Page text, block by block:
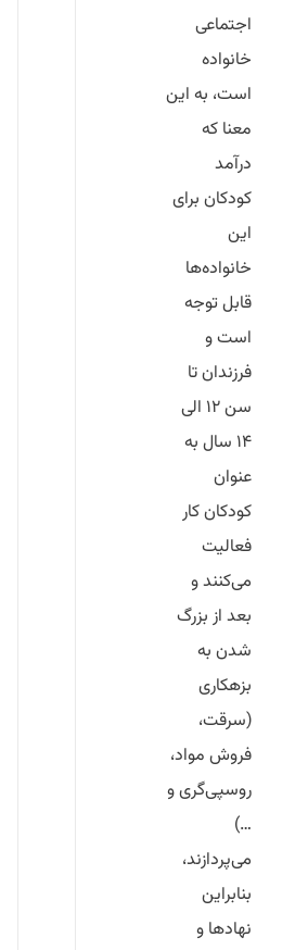
اجتماعی
خانواده
است، به این
معنا که
درآمد
کودکان برای
این
خانواده‌ها
قابل توجه
است و
فرزندان تا
سن ۱۲ الی
۱۴ سال به
عنوان
کودکان کار
فعالیت
می‌کنند و
بعد از بزرگ
شدن به
بزهکاری
(سرقت،
فروش مواد،
روسپی‌گری و
…)
می‌پردازند،
بنابراین
نهادها و